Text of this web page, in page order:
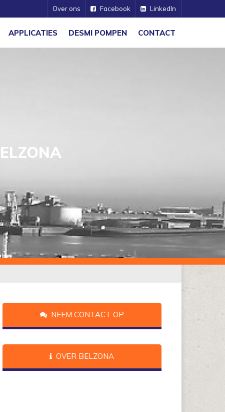
Over ons Facebook LinkedIn
APPLICATIES DESMI POMPEN CONTACT
NEEM CONTACT OP
OVER BELZONA